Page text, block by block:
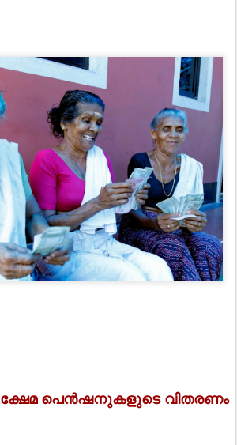
ക്ഷേമ പെൻഷനുകളുടെ വിതരണം